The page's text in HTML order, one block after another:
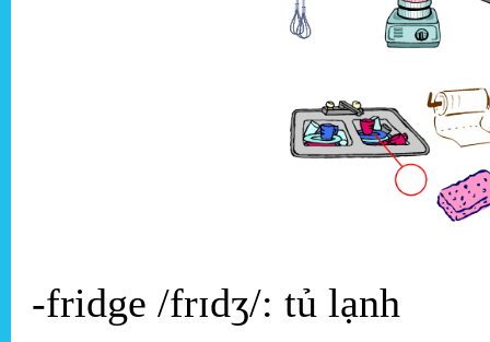
-fridge /frɪdʒ/: tủ lạnh